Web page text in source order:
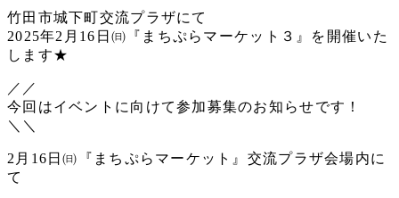
ー
リ
ー
竹田市城下町交流プラザにて
2025年2月16日㈰『まちぷらマーケット３』を開催いた
します★
／／
今回はイベントに向けて参加募集のお知らせです！
＼＼
2月16日㈰『まちぷらマーケット』交流プラザ会場内に
て